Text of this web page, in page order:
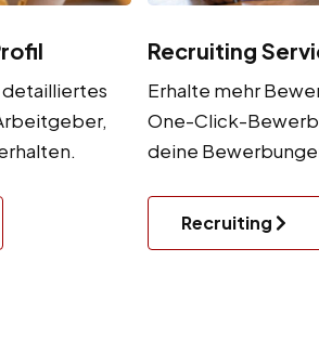
Recruiting
Erhalte mehr
One-Click-
deine
Recruiting